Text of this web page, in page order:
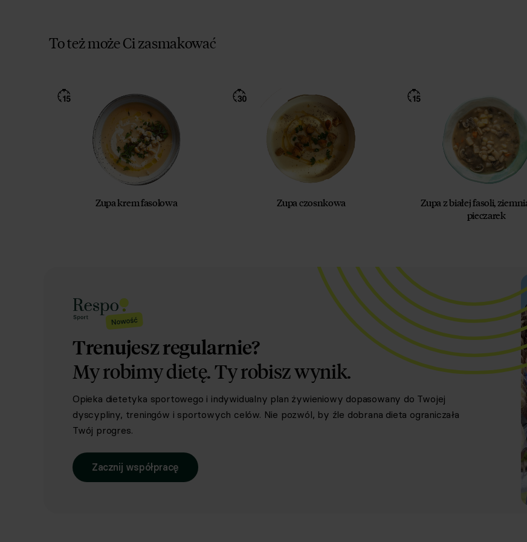
To też może Ci zasmakować
Zupa krem fasolowa Zupa czosnkowa
Zupa z białej fasoli,
pieczarek
Trenujesz regularnie?
My robimy dietę.Ty robisz wynik.
Opieka dietetyka sportowego i indywidualny plan żywieniowy dopasowany do Twojej
dyscypliny, treningów i sportowych celów. Nie pozwól, by źle dobrana dieta ograniczała
Twój progres.
Zacznij współpracę